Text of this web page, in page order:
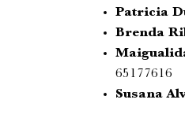
Patricia
Brenda
65177616
Susana